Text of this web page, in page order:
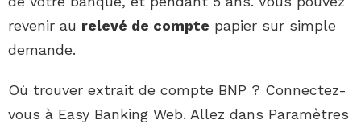
revenir au relevé de compte papier sur simple
demande.
Où trouver extrait de compte BNP ? Connectez-
vous à Easy Banking Web. Allez dans Paramètres